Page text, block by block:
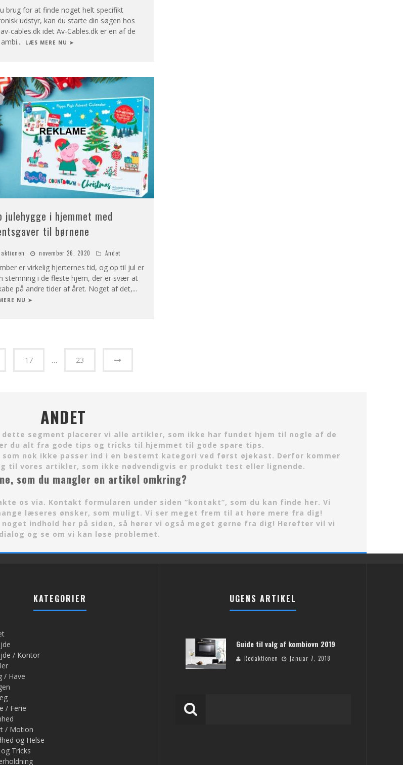
brug for at finde noget helt specifikt
udstyr, kan du starte din søgen hos
cables.dk idet Av-Cables.dk er en af de
... LÆS MERE NU ➤
julehygge i hjemmet med
til børnene
november 26, 2020 Andet
er virkelig hjerternes tid, og op til jul er
stemning i de fleste hjem, der er svær at
på andre tider af året. Noget af det,...
NU ➤
17 … 23
ANDET
segment placerer vi alle artikler, som ikke har fundet hjem til nogle af de
du alt fra gode tips og tricks til hjemmet til gode spare tips.
nok ikke passer ind i en bestemt kategori ved først øjekast. Derfor kommer
til vores artikler, som ikke nødvendigvis er produkt test eller lignende.
som du mangler en artikel omkring?
os via. Kontakt formularen under siden ”kontakt”, som du kan finde her. Vi
læseres ønsker, som muligt. Vi ser meget frem til at høre mere fra dig!
indhold her på siden, så hører vi også meget gerne fra dig! Herefter vil vi
og se om vi kan løse problemet.
KATEGORIER
/ Kontor
/ Have
/ Ferie
/ Motion
og Helse
Tricks
UGENS ARTIKEL
Guide til valg af kombiovn 2019
Redaktionen januar 7, 2018